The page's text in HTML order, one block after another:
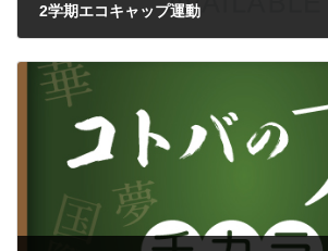
2学期エコキャップ運動